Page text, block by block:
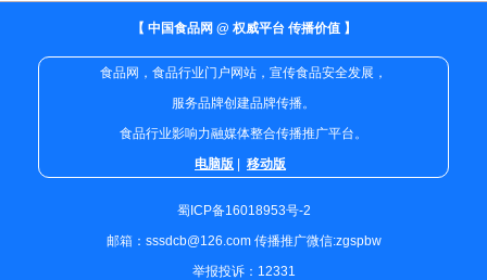
【 中国食品网 @ 权威平台 传播价值 】
食品网，食品行业门户网站，宣传食品安全发展，
服务品牌创建品牌传播。
食品行业影响力融媒体整合传播推广平台。
电脑版 | 移动版
蜀ICP备16018953号-2
邮箱：sssdcb@126.com 传播推广微信:zgspbw
举报投诉：12331